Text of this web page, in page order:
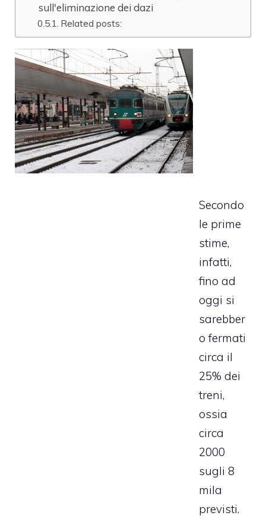
sull'eliminazione dei dazi
Related posts:
Secondo
le prime
stime,
infatti,
fino ad
oggi si
sarebber
o fermati
circa il
25% dei
treni,
ossia
circa
2000
sugli 8
mila
previsti.